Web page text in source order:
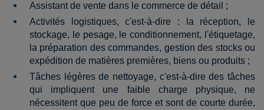
Assistant de vente dans le commerce de détail ;
Activités logistiques, c'est-à-dire : la réception, le
stockage, le pesage, le conditionnement, l'étiquetage,
la préparation des commandes, gestion des stocks ou
expédition de matières premières, biens ou produits ;
Tâches légères de nettoyage, c'est-à-dire des tâches
qui impliquent une faible charge physique, ne
nécessitent que peu de force et sont de courte durée,